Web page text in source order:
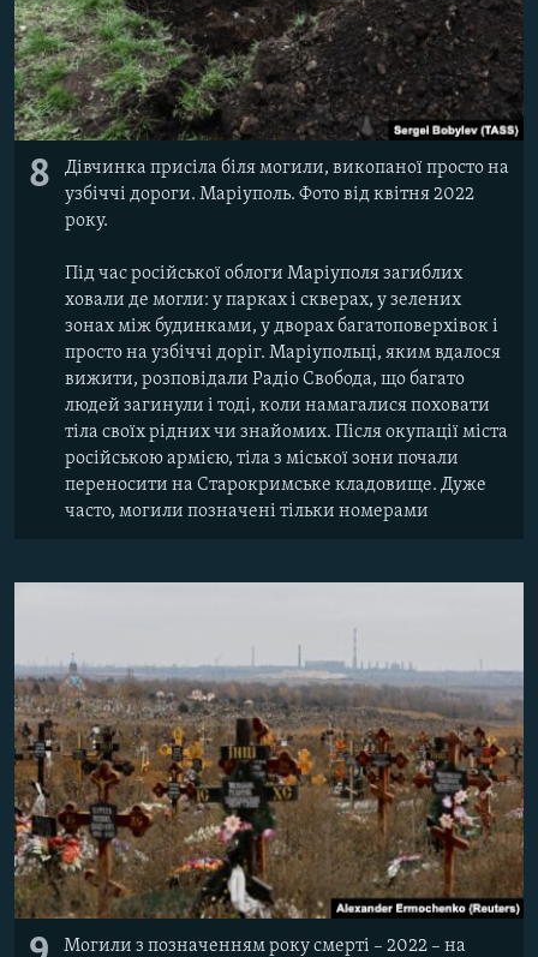
8
Дівчинка присіла біля могили, викопаної просто на
узбіччі дороги. Маріуполь. Фото від квітня 2022
року.
Під час російської облоги Маріуполя загиблих
ховали де могли: у парках і скверах, у зелених
зонах між будинками, у дворах багатоповерхівок і
просто на узбіччі доріг. Маріупольці, яким вдалося
вижити, розповідали Радіо Свобода, що багато
людей загинули і тоді, коли намагалися поховати
тіла своїх рідних чи знайомих. Після окупації міста
російською армією, тіла з міської зони почали
переносити на Старокримське кладовище. Дуже
часто, могили позначені тільки номерами
Могили з позначенням року смерті – 2022 – на